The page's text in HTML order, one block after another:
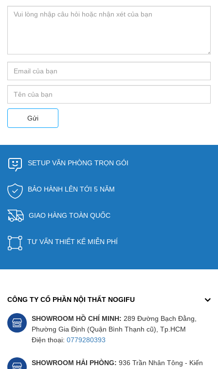
Gửi
SETUP VĂN PHÒNG TRỌN GÓI
BẢO HÀNH LÊN TỚI 5 NĂM
GIAO HÀNG TOÀN QUỐC
TƯ VẤN THIẾT KẾ MIỄN PHÍ
CÔNG TY CỔ PHẦN NỘI THẤT NOGIFU
SHOWROOM HỒ CHÍ MINH: 289 Đường Bạch Đằng,
Phường Gia Định (Quận Bình Thạnh cũ), Tp.HCM
Điện thoại: 0779280393
SHOWROOM HẢI PHÒNG: 936 Trần Nhân Tông - Kiến